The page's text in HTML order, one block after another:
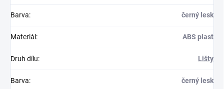
Barva: černý lesk
Materiál : ABS plast
Druh dílu: Lišty
Barva: černý lesk